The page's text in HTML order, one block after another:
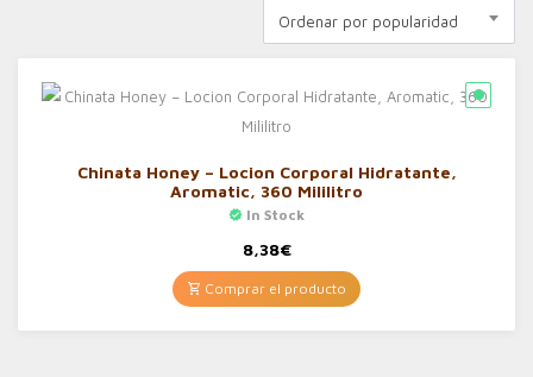
Ordenar por popularidad
Chinata Honey – Locion Corporal Hidratante,
Aromatic, 360 Mililitro
In Stock
8,38€
Comprar el producto